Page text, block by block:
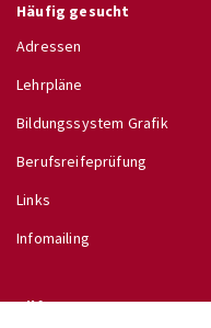
Häufig gesucht
Adressen
Lehrpläne
Bildungssystem Grafik
Berufsreifeprüfung
Links
Infomailing
Hilfe